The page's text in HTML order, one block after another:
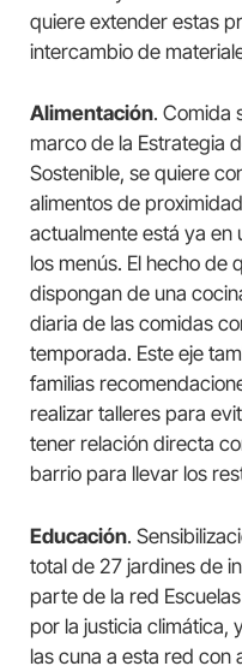
quiere extender estas
intercambio de
Alimentación. Comida
marco de la Estrategia
Sostenible, se quiere
alimentos de
actualmente está ya en
los menús. El hecho de
dispongan de una
diaria de las comidas
temporada. Este eje
familias
realizar talleres para
tener relación directa
barrio para llevar los
Educación.
total de 27 jardines de
parte de la red
por la justicia climática,
las cuna a esta red